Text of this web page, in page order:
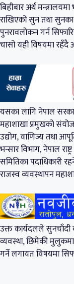
बिहीबार अर्थ
राखिएको सुन तथा
पुनरावलोकन गर्न
चासो यही विषयमा रहँदै
यसका लागि नेपाल
महाशाखा प्रमुखको
उद्योग, वाणिज्य तथा
भन्सार विभाग, नेपाल
समितिका पदाधिकारी
राजस्व व्यवस्थापन
उक्त कार्यदलले सुनचाँदी
व्यवस्था, छिमेकी
गर्ने लगायत विषयमा